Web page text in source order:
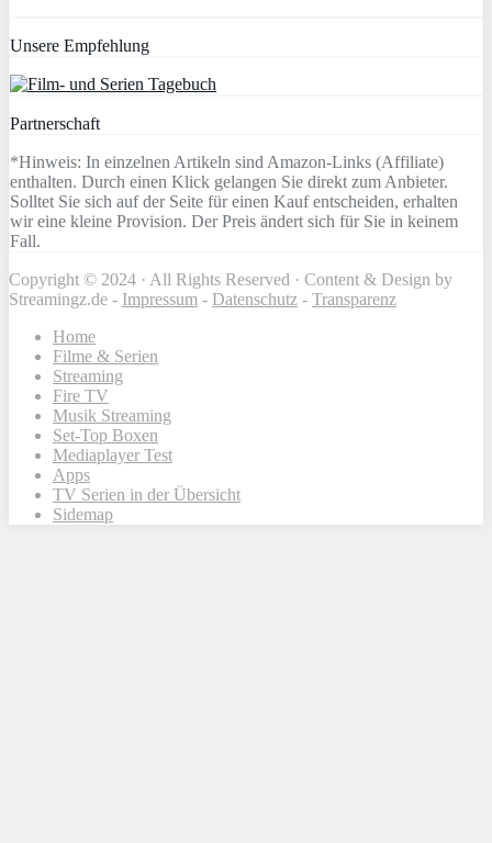
Unsere Empfehlung
Partnerschaft
*Hinweis: In einzelnen Artikeln sind Amazon-Links (Affiliate)
enthalten. Durch einen Klick gelangen Sie direkt zum Anbieter.
Solltet Sie sich auf der Seite für einen Kauf entscheiden, erhalten
wir eine kleine Provision. Der Preis ändert sich für Sie in keinem
Fall.
Copyright © 2024 · All Rights Reserved · Content & Design by
Streamingz.de - Impressum - Datenschutz - Transparenz
Home
Filme & Serien
Streaming
Fire TV
Musik Streaming
Set-Top Boxen
Mediaplayer Test
Apps
TV Serien in der Übersicht
Sidemap